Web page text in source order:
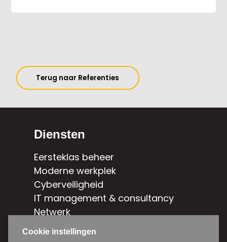
Terug naar Referenties
Diensten
Eersteklas beheer
Moderne werkplek
Cyberveiligheid
IT management & consultancy
Netwerk
Hybride cloud
Cookie instellingen